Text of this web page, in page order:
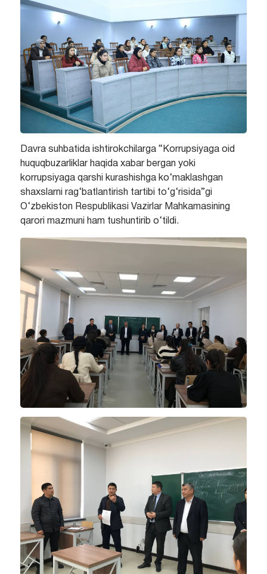
Davra suhbatida ishtirokchilarga “Korrupsiyaga oid
huquqbuzarliklar haqida xabar bergan yoki
korrupsiyaga qarshi kurashishga ko‘maklashgan
shaxslarni rag‘batlantirish tartibi to‘g‘risida”gi
O‘zbekiston Respublikasi Vazirlar Mahkamasining
qarori mazmuni ham tushuntirib o‘tildi.